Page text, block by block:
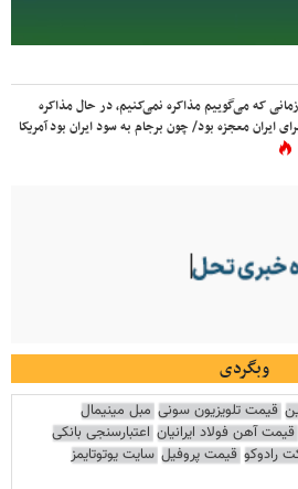
که می‌گوییم مذاکره نمی‌کنیم، در حال مذاکره
ایران معجزه بود/ چون برجام به سود ایران بود آمریکا
وبگردی
قیمت تلویزیون سونی مبل مینیمال
قیمت آهن فولاد ایرانیان اعتبارسنجی بانکی
رادوکو قیمت پروفیل سایت یوتوتایمز